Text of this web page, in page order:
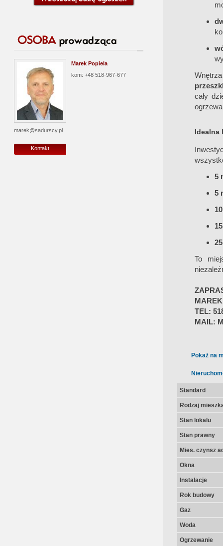
Marek Popiela
kom: +48 518-967-677
marek@sadurscy.pl
Kontakt
cały
Idealna
5
5
To
TEL:
MAIL:
Pokaż na
Standard
Rodzaj
Stan lokalu
Stan prawny
Mies. czynsz
Okna
Instalacje
Rok budowy
Gaz
Woda
Ogrzewanie